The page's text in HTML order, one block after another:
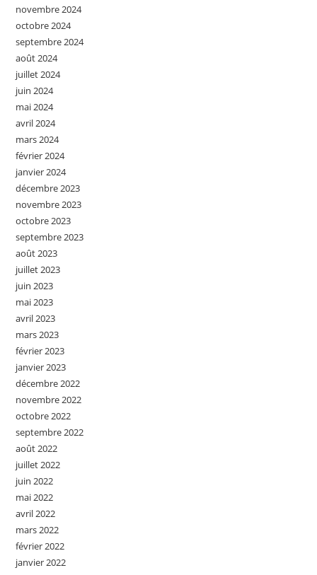
novembre 2024
octobre 2024
septembre 2024
août 2024
juillet 2024
juin 2024
mai 2024
avril 2024
mars 2024
février 2024
janvier 2024
décembre 2023
novembre 2023
octobre 2023
septembre 2023
août 2023
juillet 2023
juin 2023
mai 2023
avril 2023
mars 2023
février 2023
janvier 2023
décembre 2022
novembre 2022
octobre 2022
septembre 2022
août 2022
juillet 2022
juin 2022
mai 2022
avril 2022
mars 2022
février 2022
janvier 2022